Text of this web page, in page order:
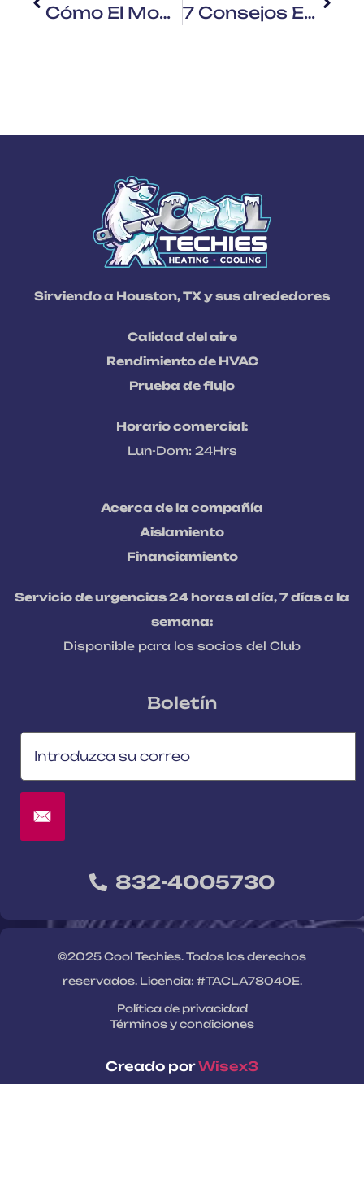
Cómo El Moho Dentro De Tu Casa Puede Provocar Costosos Litigios: Prevención Mediante La Ventilación Del Ático 7 Consejos Esenciales De Mantenimiento De La Climatización Para Preparar Tu Casa Para El Invierno
Sirviendo a Houston, TX y sus alrededores
Calidad del aire
Rendimiento de HVAC
Prueba de flujo
Horario comercial:
Lun-Dom: 24Hrs
Acerca de la compañía
Aislamiento
Financiamiento
Servicio de urgencias 24 horas al día, 7 días a la
semana:
Disponible para los socios del Club
Boletín
832-4005730
©2025 Cool Techies. Todos los derechos
reservados. Licencia: #TACLA78040E.
Política de privacidad
Términos y condiciones
Creado porWisex3